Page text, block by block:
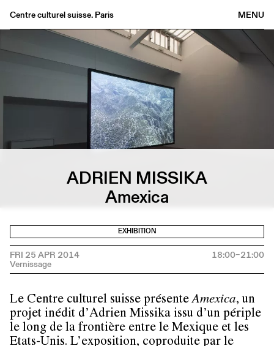
MENU
Centre culturel suisse. Paris
Bookshop
Archives
Publications
ADRIEN MISSIKA
Amexica
EXHIBITION
FRI 25 APR 2014 18:00–21:00
Le Centre culturel suisse présenteAmexica, un
projet inédit d’Adrien Missika issu d’un périple
le long de la frontière entre le Mexique et les
Etats-Unis. L’exposition, coproduite par le